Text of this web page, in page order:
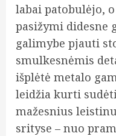
labai patobulėjo,
pasižymi didesne
galimybe pjauti
smulkesnėmis
išplėtė metalo
leidžia kurti
mažesnius
srityse – nuo